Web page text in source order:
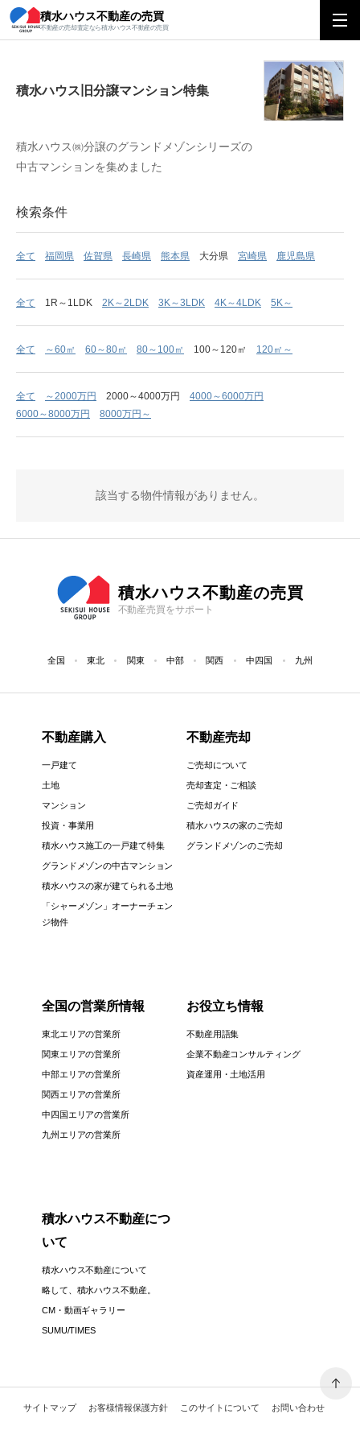
積水ハウス不動産の売買
不動産の売却査定なら積水ハウス不動産の売買
積水ハウス旧分譲マンション特集
積水ハウス旧分譲マンション特集
積水ハウス㈱分譲のグランドメゾンシリーズの
中古マンションを集めました
検索条件
全て 福岡県 佐賀県 長崎県 熊本県 大分県 宮崎県 鹿児島県
全て 1R～1LDK 2K～2LDK 3K～3LDK 4K～4LDK 5K～
全て ～60㎡ 60～80㎡ 80～100㎡ 100～120㎡ 120㎡～
全て ～2000万円 2000～4000万円
4000～6000万円
6000～8000万円
8000万円～
該当する物件情報がありません。
積水ハウス不動産の売買
不動産売買をサポート
全国 東北 関東 中部 関西 中四国 九州
不動産購入
一戸建て
土地
マンション
投資・事業用
積水ハウス施工の一戸建て特集
グランドメゾンの中古マンション
積水ハウスの家が建てられる土地
「シャーメゾン」オーナーチェン
ジ物件
不動産売却
ご売却について
売却査定・ご相談
ご売却ガイド
積水ハウスの家のご売却
グランドメゾンのご売却
全国の営業所情報
東北エリアの営業所
関東エリアの営業所
中部エリアの営業所
関西エリアの営業所
中四国エリアの営業所
九州エリアの営業所
お役立ち情報
不動産用語集
企業不動産コンサルティング
資産運用・土地活用
積水ハウス不動産につ
いて
積水ハウス不動産について
略して、積水ハウス不動産。
CM・動画ギャラリー
SUMU/TIMES
サイトマップ お客様情報保護方針 このサイトについて お問い合わせ